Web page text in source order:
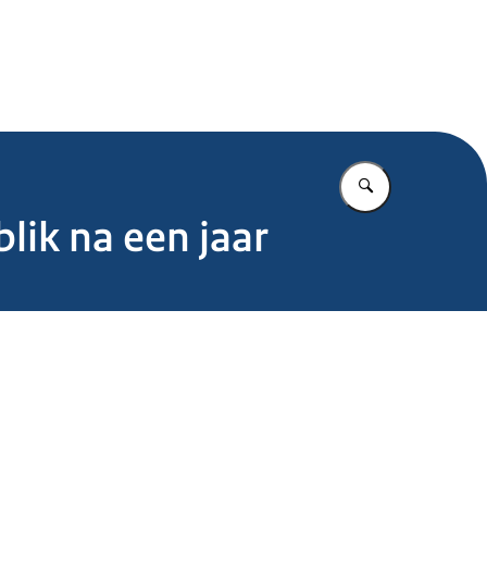
Vul in wat u
na een jaar